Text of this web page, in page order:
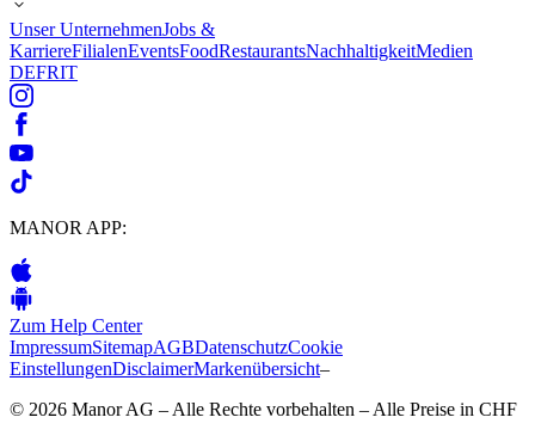
Unser UnternehmenJobs &
KarriereFilialenEventsFoodRestaurantsNachhaltigkeitMedien
DEFRIT
MANOR APP:
Zum Help Center
ImpressumSitemapAGBDatenschutzCookie
EinstellungenDisclaimerMarkenübersicht–
© 2026 Manor AG – Alle Rechte vorbehalten – Alle Preise in CHF